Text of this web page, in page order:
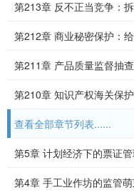
第213章 反不正当竞争：
第212章 商业秘密保护：
第211章 产品质量监督抽
第210章 知识产权海关保
查看全部章节列表......
第5章 计划经济下的票证
第4章 手工业作坊的监管